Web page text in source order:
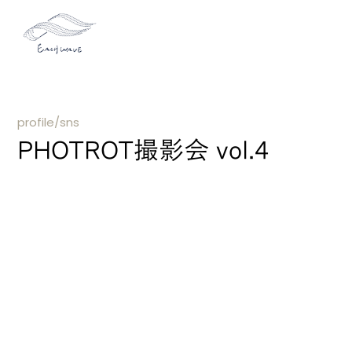
profile/sns
PHOTROT撮影会 vol.4